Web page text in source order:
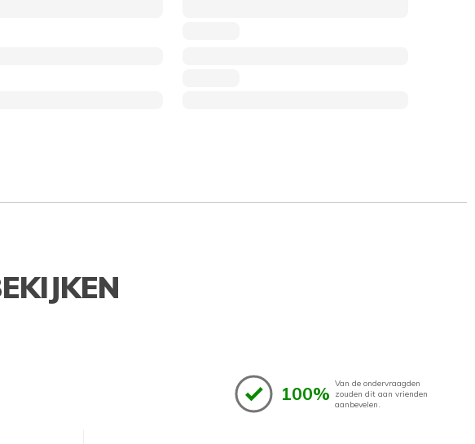
100% Van de ondervraagden
zouden dit aan vrienden
aanbevelen.